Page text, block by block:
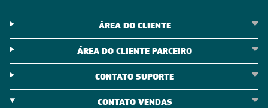
ÁREA DO CLIENTE
ÁREA DO CLIENTE PARCEIRO
CONTATO SUPORTE
CONTATO VENDAS